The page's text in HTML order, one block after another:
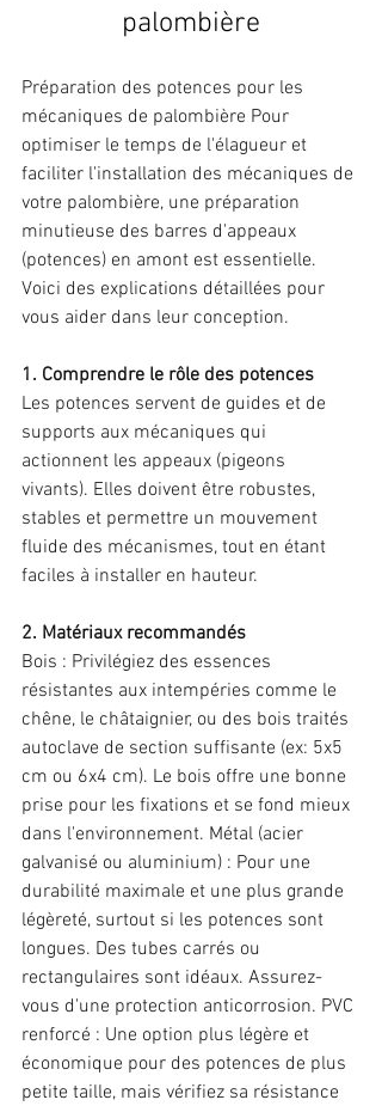
palombière
Préparation des potences pour les
mécaniques de palombière Pour
optimiser le temps de l'élagueur et
faciliter l'installation des mécaniques de
votre palombière, une préparation
minutieuse des barres d'appeaux
(potences) en amont est essentielle.
Voici des explications détaillées pour
vous aider dans leur conception.
1. Comprendre le rôle des potences
Les potences servent de guides et de
supports aux mécaniques qui
actionnent les appeaux (pigeons
vivants). Elles doivent être robustes,
stables et permettre un mouvement
fluide des mécanismes, tout en étant
faciles à installer en hauteur.
2. Matériaux recommandés
Bois : Privilégiez des essences
résistantes aux intempéries comme le
chêne, le châtaignier, ou des bois traités
autoclave de section suffisante (ex: 5x5
cm ou 6x4 cm). Le bois offre une bonne
prise pour les fixations et se fond mieux
dans l'environnement. Métal (acier
galvanisé ou aluminium) : Pour une
durabilité maximale et une plus grande
légèreté, surtout si les potences sont
longues. Des tubes carrés ou
rectangulaires sont idéaux. Assurez-
vous d'une protection anticorrosion. PVC
renforcé : Une option plus légère et
économique pour des potences de plus
petite taille, mais vérifiez sa résistance